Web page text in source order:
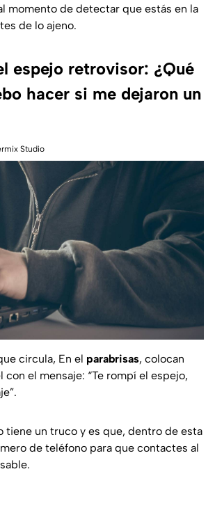
momento de detectar que estás en la
de lo ajeno.
espejo retrovisor: ¿Qué
hacer si me dejaron un
Studio
circula, En el parabrisas, colocan
con el mensaje: “Te rompí el espejo,
tiene un truco y es que, dentro de esta
de teléfono para que contactes al